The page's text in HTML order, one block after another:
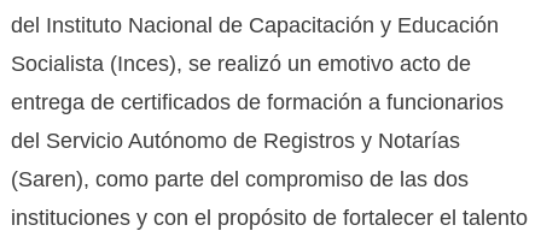
del Instituto Nacional de Capacitación y Educación
Socialista (Inces), se realizó un emotivo acto de
entrega de certificados de formación a funcionarios
del Servicio Autónomo de Registros y Notarías
(Saren), como parte del compromiso de las dos
instituciones y con el propósito de fortalecer el talento